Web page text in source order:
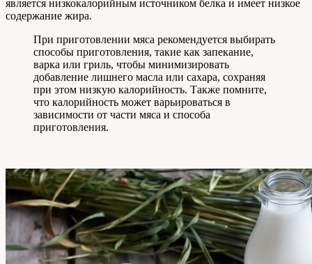
является низкокалорийным источником белка и имеет низкое
содержание жира.
При приготовлении мяса рекомендуется выбирать
способы приготовления, такие как запекание,
варка или гриль, чтобы минимизировать
добавление лишнего масла или сахара, сохраняя
при этом низкую калорийность. Также помните,
что калорийность может варьироваться в
зависимости от части мяса и способа
приготовления.